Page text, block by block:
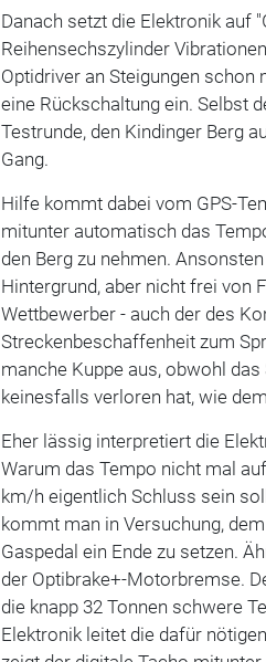
Danach setzt die Elektronik auf
Reihensechszylinder
Optidriver an Steigungen schon
eine Rückschaltung ein. Selbst
Testrunde, den Kindinger Berg
Gang.
Hilfe kommt dabei vom GPS-
mitunter automatisch das
den Berg zu nehmen.
Hintergrund, aber nicht frei von
Wettbewerber - auch der des
Streckenbeschaffenheit zum
manche Kuppe aus, obwohl
keinesfalls verloren hat, wie
Eher lässig interpretiert die
Warum das Tempo nicht mal
km/h eigentlich Schluss sein
kommt man in Versuchung,
Gaspedal ein Ende zu setzen.
der Optibrake+-Motorbremse.
die knapp 32 Tonnen schwere
Elektronik leitet die dafür